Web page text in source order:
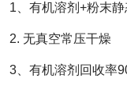
1、有机溶剂+粉末
2. 无真空常压干燥
3、有机溶剂回收率